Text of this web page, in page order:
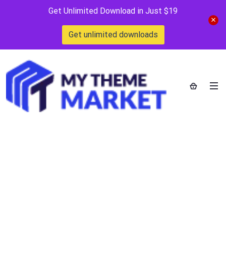
Get Unlimited Download in Just $19
Get unlimited downloads